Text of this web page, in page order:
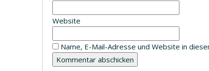
Website
Name, E-Mail-Adresse und Website in